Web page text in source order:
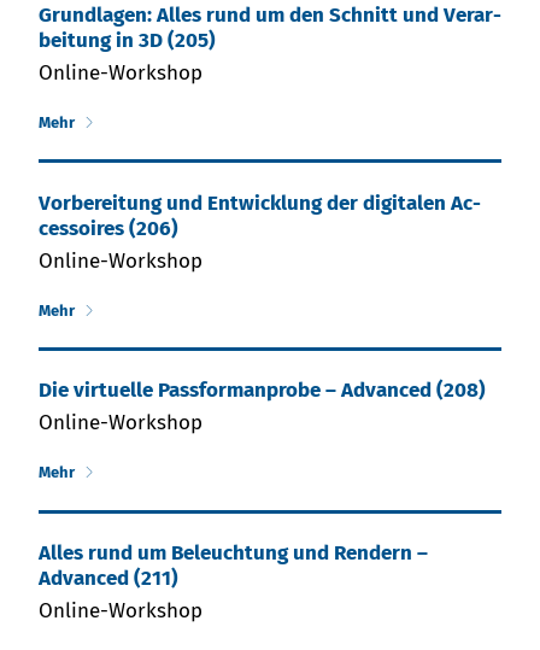
Grund­la­gen: Al­les rund um den Schnitt und Ver­ar­
bei­tung in 3D (205)
Online-Workshop
Mehr
Vor­be­rei­tung und Ent­wick­lung der di­gi­ta­len Ac­
ces­soires (206)
Online-Workshop
Mehr
Die vir­tu­el­le Pass­form­an­pro­be – Ad­van­ced (208)
Online-Workshop
Mehr
Alles rund um Beleuchtung und Rendern –
Advanced (211)
Online-Workshop